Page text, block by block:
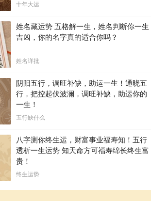
十年大运
姓名藏运势 五格解一生，姓名判断你一生
吉凶，你的名字真的适合你吗？
姓名详批
阴阳五行，调旺补缺，助运一生！通晓五
行，把控起伏波澜，调旺补缺，助运你的
一生！
五行缺什么
八字测你终生运，财富事业福寿知！五行
透析一生运势 知天命方可福寿绵长终生富
贵！
终生运势